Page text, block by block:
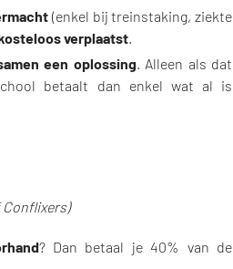
(enkel bij treinstaking, ziekte
verplaatst.
een oplossing. Alleen als dat
betaalt dan enkel wat al is
)
? Dan betaal je 40% van de